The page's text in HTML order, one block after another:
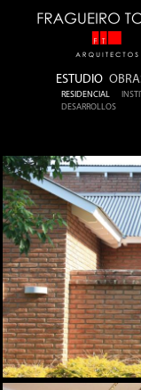
ESTUDIO
RESIDENCIAL
DESARROLLOS